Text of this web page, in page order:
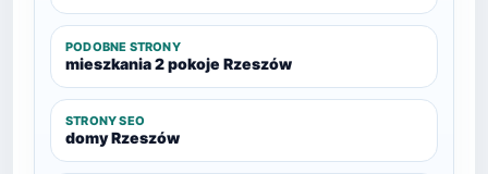
PODOBNE STRONY
mieszkania 2 pokoje Rzeszów
STRONY SEO
domy Rzeszów